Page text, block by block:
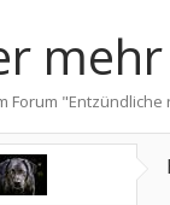
Forum "Entzündliche